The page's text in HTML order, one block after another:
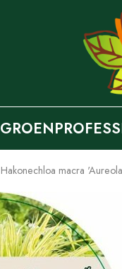
Hakonechloa macra